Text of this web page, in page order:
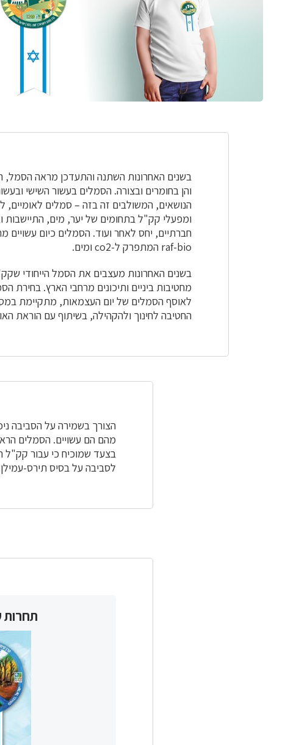
בשנים האחרונות השתנה והתעדכן מראה הסמל, הן
והן בחומרים ובצורה. הסמלים בעשור השישי
הנושאים, המשולבים זה בזה – סמלים
ומפעלי קק"ל בתחומים של יער, מים, התיישבות
חברתיים, יחס לאחר ועוד. הסמלים כיום עשויים
raf-bio המתפרק ל-co2 ומים.
בשנים האחרונות מעצבים את הסמל הייחודי
מחטיבות ביניים ותיכונים מרחבי הארץ. בחירת
לאוסף הסמלים של יום העצמאות, מתקיימת
החטיבה לחינוך ולהקהילה, בשיתוף עם הוראת
הצורך בשמירה על הסביבה
מהם הם עשויים. הסמלים
בצעד שמוכיח כי עבור קק"ל
לסביבה על בסיס תירס-
תחרות